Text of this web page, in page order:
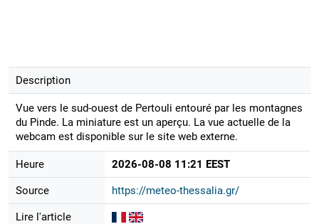
Description
Vue vers le sud-ouest de Pertouli entouré par les montagnes
du Pinde. La miniature est un aperçu. La vue actuelle de la
webcam est disponible sur le site web externe.
Heure 2026-08-08 11:21 EEST
Source https://meteo-thessalia.gr/
Lire l'article